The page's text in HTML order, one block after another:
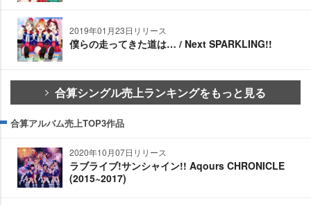
2019年01月23日リリース
僕らの走ってきた道は… / Next SPARKLING!!
合算シングル売上ランキングをもっと見る
合算アルバム売上TOP3作品
2020年10月07日リリース
ラブライブ!サンシャイン!! Aqours CHRONICLE
(2015~2017)